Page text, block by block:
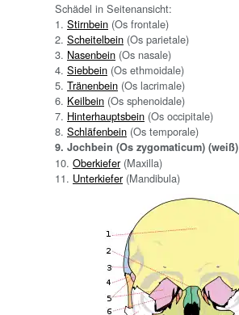
Schädel in Seitenansicht:
1. Stirnbein (Os frontale)
2. Scheitelbein (Os parietale)
3. Nasenbein (Os nasale)
4. Siebbein (Os ethmoidale)
5. Tränenbein (Os lacrimale)
6. Keilbein (Os sphenoidale)
7. Hinterhauptsbein (Os occipitale)
8. Schläfenbein (Os temporale)
9. Jochbein (Os zygomaticum) (weiß)
10. Oberkiefer(Maxilla)
11. Unterkiefer(Mandibula)